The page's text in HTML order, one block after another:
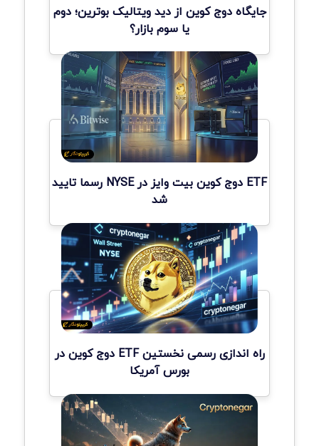
جایگاه دوج کوین از دید ویتالیک بوترین؛ دوم
یا سوم بازار؟
ETF دوج کوین بیت وایز در NYSE رسما تایید
شد
راه اندازی رسمی نخستین ETF دوج کوین در
بورس آمریکا